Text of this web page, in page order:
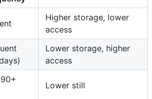
Higher storage, lower
access
Lower storage, higher
access
Lower still